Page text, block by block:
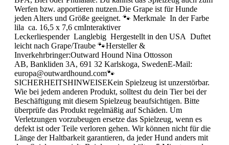
Werfen bzw. apportieren nutzen.Die Grape ist für Hunde
jeden Alters und Größe geeignet. 🐾 Merkmale In der Farbe
lila ca. 16,5 x 7,6 cmInteraktiver
Leckerliespender Langlebig Hergestellt in den USA Duftet
leicht nach Grape/Traube 🐾Hersteller &
Inverkehrbringer:Outward Hound Nina Ottosson
AB, Bankliden 3A, 691 32 Karlskoga, SwedenE-Mail:
europa@outwardhound.com🐾
SICHERHEITSHINWEISEKein Spielzeug ist unzerstörbar.
Wie bei jedem anderen Produkt, solltest du dein Tier bei der
Beschäftigung mit diesem Spielzeug beaufsichtigen. Bitte
überprüfe das Produkt regelmäßig auf Schäden. Um
Verletzungen vorzubeugen ersetze das Spielzeug, wenn es
defekt ist oder Teile verloren gehen. Wir können nicht für die
Länge der Haltbarkeit garantieren, da jeder Hund anders mit